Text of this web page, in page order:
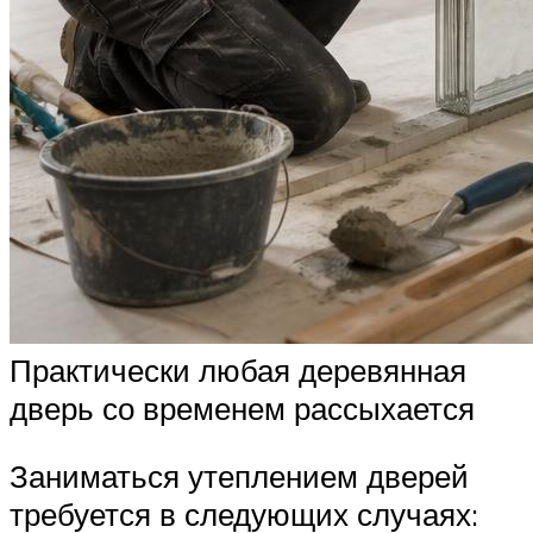
Практически любая деревянная
дверь со временем рассыхается
Заниматься утеплением дверей
требуется в следующих случаях: